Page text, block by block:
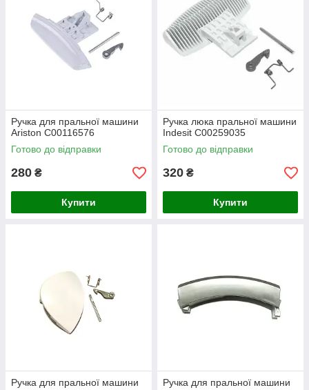
Ручка для пральної машини
Ariston C00116576
Готово до відправки
280 ₴
Купити
Ручка люка пральної машини
Indesit C00259035
Готово до відправки
320 ₴
Купити
Ручка для пральної машини
Ручка для пральної машини